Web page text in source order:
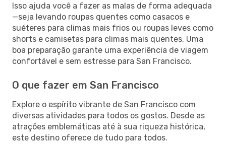
Isso ajuda você a fazer as malas de forma adequada
—seja levando roupas quentes como casacos e
suéteres para climas mais frios ou roupas leves como
shorts e camisetas para climas mais quentes. Uma
boa preparação garante uma experiência de viagem
confortável e sem estresse para San Francisco.
O que fazer em San Francisco
Explore o espírito vibrante de San Francisco com
diversas atividades para todos os gostos. Desde as
atrações emblemáticas até à sua riqueza histórica,
este destino oferece de tudo para todos.